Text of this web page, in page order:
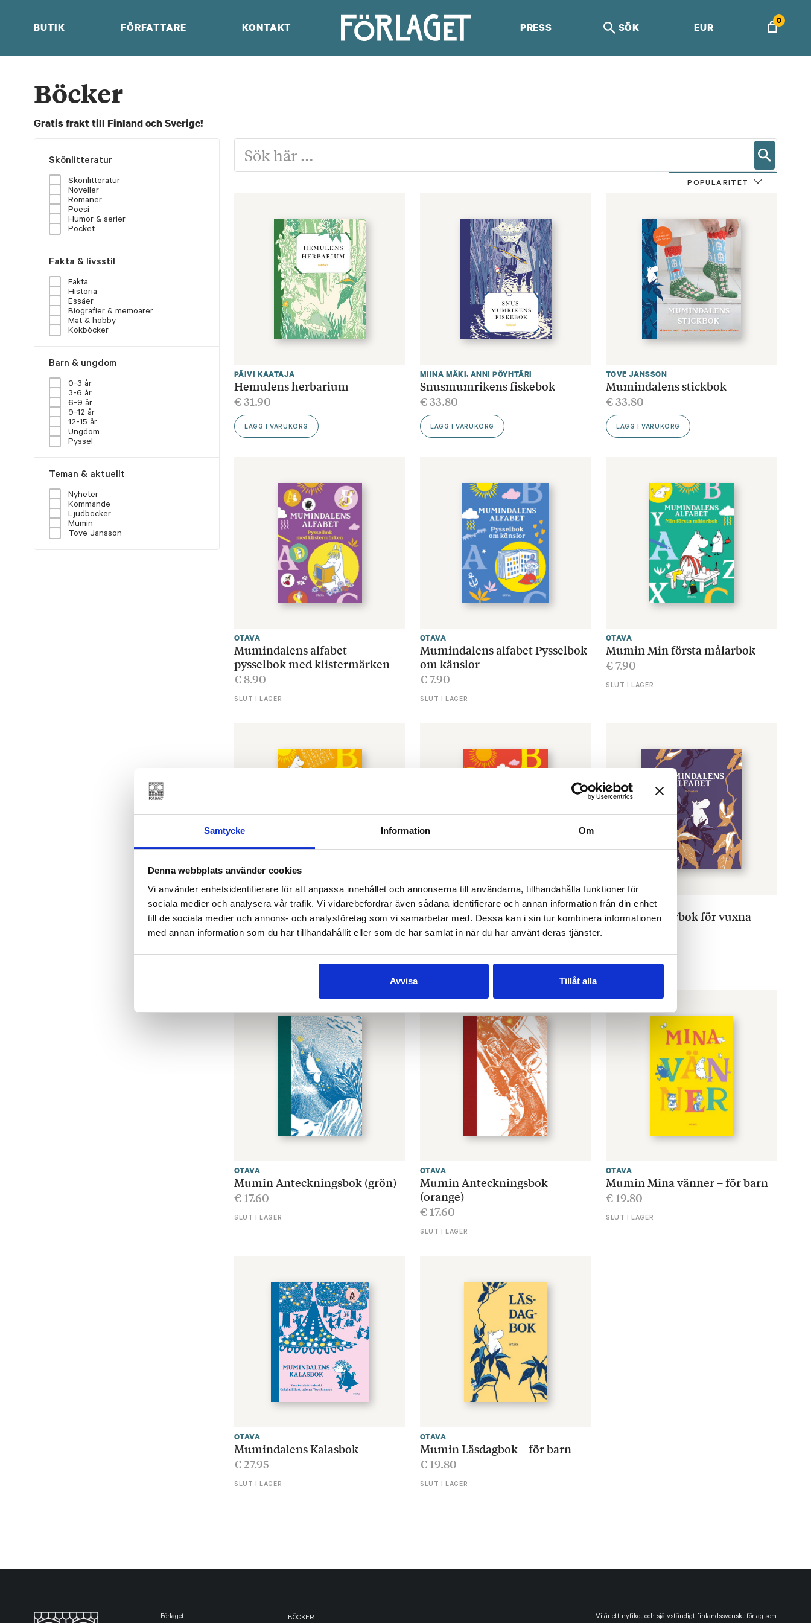
Samtycke Information Om
Denna webbplats använder cookies
Vi använder enhetsidentifierare för att anpassa innehållet och annonserna till användarna, tillhandahålla funktioner för
sociala medier och analysera vår trafik. Vi vidarebefordrar även sådana identifierare och annan information från din enhet
till de sociala medier och annons- och analysföretag som vi samarbetar med. Dessa kan i sin tur kombinera informationen
med annan information som du har tillhandahållit eller som de har samlat in när du har använt deras tjänster.
Avvisa Tillåt alla
BUTIK FÖRFATTARE KONTAKT PRESS SÖK EUR
0
Böcker
Gratis frakt till Finland och Sverige!
Skönlitteratur
Skönlitteratur
Noveller
Romaner
Poesi
Humor & serier
Pocket
Fakta & livsstil
Fakta
Historia
Essäer
Biografier & memoarer
Mat & hobby
Kokböcker
Barn & ungdom
0-3 år
3-6 år
6-9 år
9-12 år
12-15 år
Ungdom
Pyssel
Teman & aktuellt
Nyheter
Kommande
Ljudböcker
Mumin
Tove Jansson
POPULARITET
PÄIVI KAATAJA
Hemulens herbarium
€31.90
LÄGG I VARUKORG
MIINA MÄKI,ANNI PÖYHTÄRI
Snusmumrikens fiskebok
€33.80
LÄGG I VARUKORG
TOVE JANSSON
Mumindalens stickbok
€33.80
LÄGG I VARUKORG
OTAVA
Mumindalens alfabet –
pysselbok med klistermärken
€8.90
SLUT I LAGER
OTAVA
Mumindalens alfabet Pysselbok
om känslor
€7.90
SLUT I LAGER
OTAVA
Mumin Min första målarbok
€7.90
SLUT I LAGER
OTAVA
Mumindalens alfabet –
pysselbok
OTAVA
Mumindalens alfabet målarbok
€7.90
SLUT I LAGER
OTAVA
Mumin Målarbok för vuxna
SLUT I LAGER
OTAVA
Mumin Anteckningsbok (grön)
€17.60
SLUT I LAGER
OTAVA
Mumin Anteckningsbok
(orange)
€17.60
SLUT I LAGER
OTAVA
Mumin Mina vänner – för barn
€19.80
SLUT I LAGER
OTAVA
Mumindalens Kalasbok
€27.95
SLUT I LAGER
OTAVA
Mumin Läsdagbok – för barn
€19.80
SLUT I LAGER
Förlaget BÖCKER Vi är ett nyfiket och självständigt finlandssvenskt förlag som